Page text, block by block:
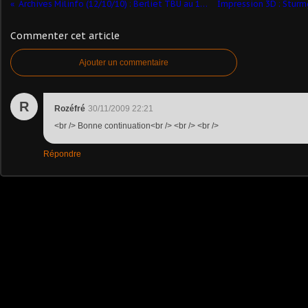
Archives Milinfo (12/10/10) : Berliet TBU au 1/50 (par Florent)
Commenter cet article
Ajouter un commentaire
R Rozéfré 30/11/2009 22:21
<br /> Bonne continuation<br /> <br /> <br />
Répondre